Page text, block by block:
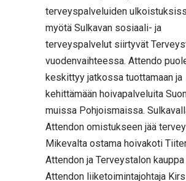
terveyspalveluiden
myötä Sulkavan sosiaali- ja
terveyspalvelut siirtyvät
vuodenvaihteessa. Attendo
keskittyy jatkossa tuottamaan ja
kehittämään hoivapalveluita
muissa Pohjoismaissa.
Attendon omistukseen jää
Mikevalta ostama hoivakoti
Attendon ja Terveystalon
Attendon liiketoimintajohtaja